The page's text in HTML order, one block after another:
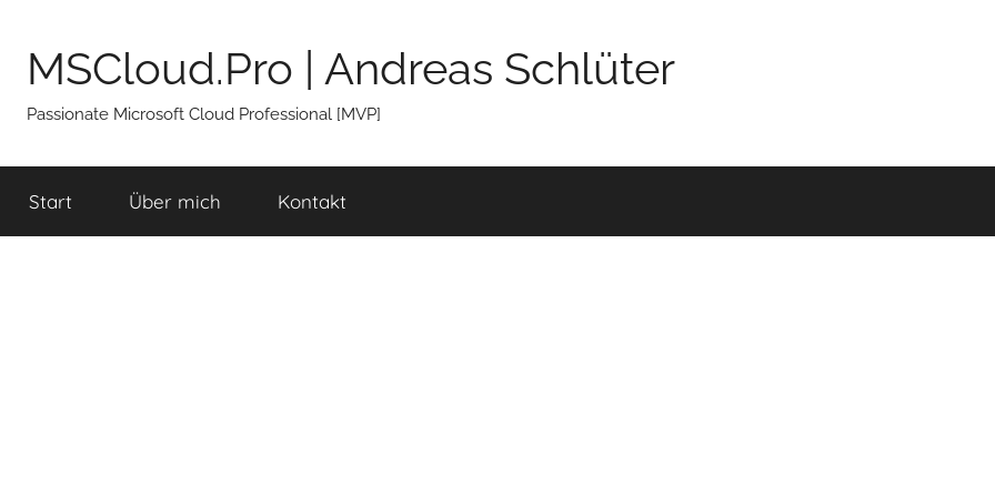
springen
MSCloud.Pro | Andreas Schlüter
Passionate Microsoft Cloud Professional [MVP]
Start Über mich Kontakt